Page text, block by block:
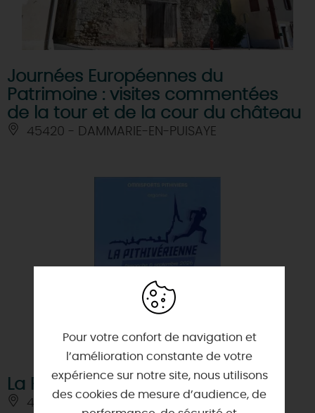
Journées Européennes du
Patrimoine : visites commentées
de la tour et de la cour du château
45420 - DAMMARIE-EN-PUISAYE
La Pithivérienne
45300 - PITHIVIERS
Pour votre confort de navigation et
l’amélioration constante de votre
expérience sur notre site, nous utilisons
des cookies de mesure d’audience, de